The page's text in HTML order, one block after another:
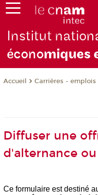
Institut
économiques
Accueil Carrières - emplois
Diffuser une
d'alternance